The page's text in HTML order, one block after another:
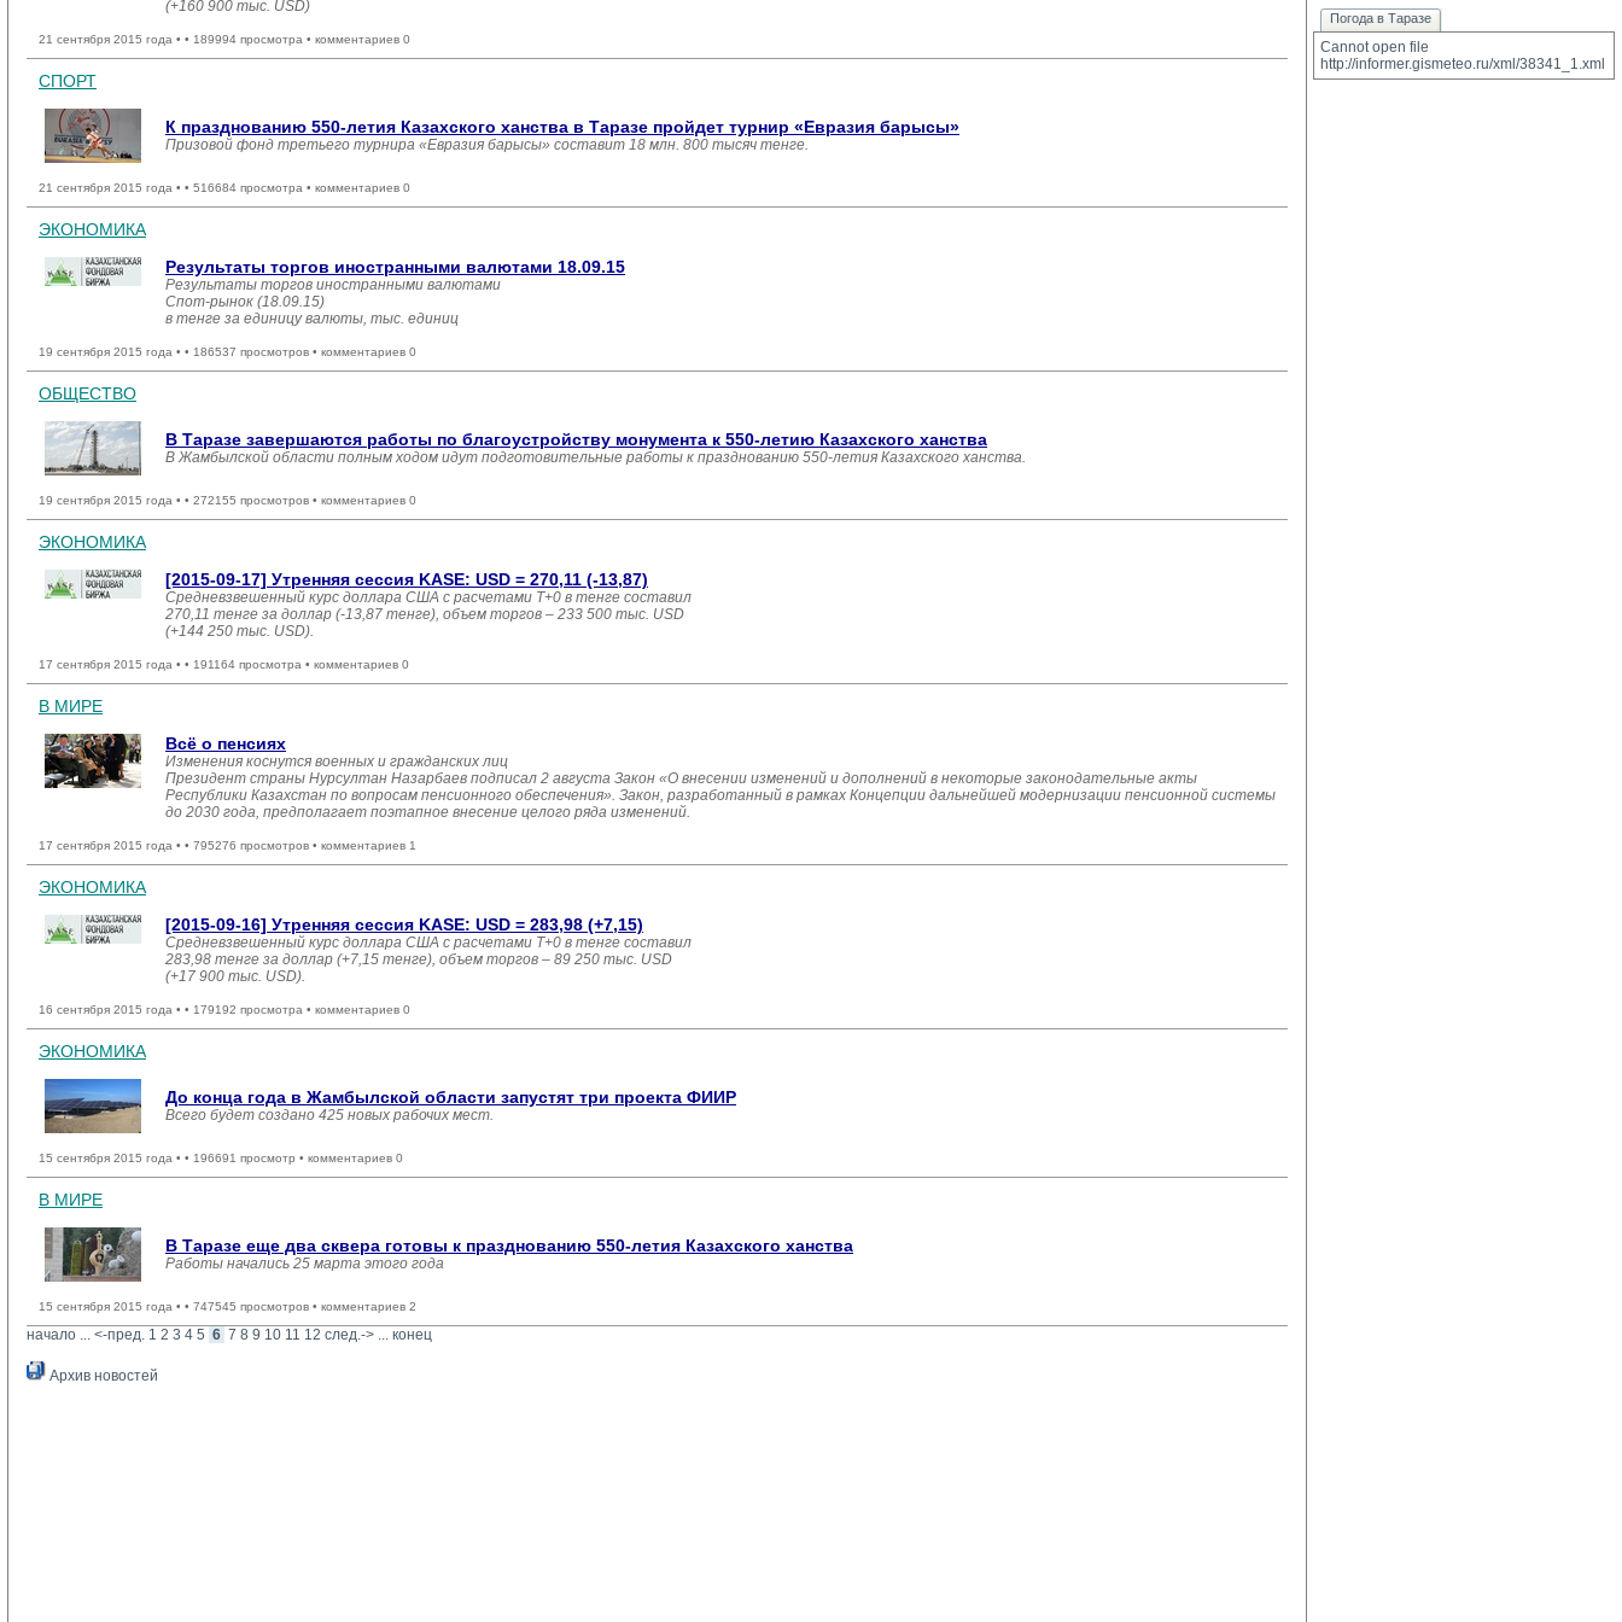
(+160 900 тыс. USD)
21 сентября 2015 года • • 189994 просмотра • комментариев 0
СПОРТ
К празднованию 550-летия Казахского ханства в Таразе пройдет турнир «Евразия барысы»
Призовой фонд третьего турнира «Евразия барысы» составит 18 млн. 800 тысяч тенге.
21 сентября 2015 года • • 516684 просмотра • комментариев 0
ЭКОНОМИКА
Результаты торгов иностранными валютами 18.09.15
Результаты торгов иностранными валютами
Спот-рынок (18.09.15)
в тенге за единицу валюты, тыс. единиц
19 сентября 2015 года • • 186537 просмотров • комментариев 0
ОБЩЕСТВО
В Таразе завершаются работы по благоустройству монумента к 550-летию Казахского ханства
В Жамбылской области полным ходом идут подготовительные работы к празднованию 550-летия Казахского ханства.
19 сентября 2015 года • • 272155 просмотров • комментариев 0
ЭКОНОМИКА
[2015-09-17] Утренняя сессия KASE: USD = 270,11 (-13,87)
Средневзвешенный курс доллара США с расчетами T+0 в тенге составил
270,11 тенге за доллар (-13,87 тенге), объем торгов – 233 500 тыс. USD
(+144 250 тыс. USD).
17 сентября 2015 года • • 191164 просмотра • комментариев 0
В МИРЕ
Всё о пенсиях
Изменения коснутся военных и гражданских лиц
Президент страны Нурсултан Назарбаев подписал 2 августа Закон «О внесении изменений и дополнений в некоторые законодательные акты
Республики Казахстан по вопросам пенсионного обеспечения». Закон, разработанный в рамках Концепции дальнейшей модернизации пенсионной системы
до 2030 года, предполагает поэтапное внесение целого ряда изменений.
17 сентября 2015 года • • 795276 просмотров • комментариев 1
ЭКОНОМИКА
[2015-09-16] Утренняя сессия KASE: USD = 283,98 (+7,15)
Средневзвешенный курс доллара США с расчетами T+0 в тенге составил
283,98 тенге за доллар (+7,15 тенге), объем торгов – 89 250 тыс. USD
(+17 900 тыс. USD).
16 сентября 2015 года • • 179192 просмотра • комментариев 0
ЭКОНОМИКА
До конца года в Жамбылской области запустят три проекта ФИИР
Всего будет создано 425 новых рабочих мест.
15 сентября 2015 года • • 196691 просмотр • комментариев 0
В МИРЕ
В Таразе еще два сквера готовы к празднованию 550-летия Казахского ханства
Работы начались 25 марта этого года
15 сентября 2015 года • • 747545 просмотров • комментариев 2
начало ... <-пред. 1 2 3 4 5 6 7 8 9 10 11 12 след.-> ... конец
Архив новостей
Погода в Таразе
Cannot open file
http://informer.gismeteo.ru/xml/38341_1.xml